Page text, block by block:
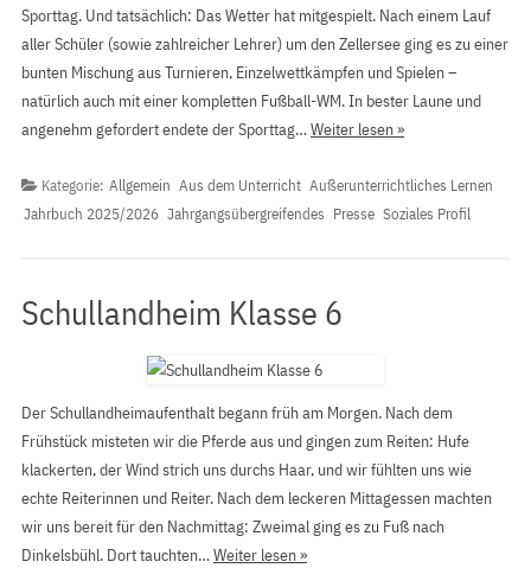
Sporttag. Und tatsächlich: Das Wetter hat mitgespielt. Nach einem Lauf
aller Schüler (sowie zahlreicher Lehrer) um den Zellersee ging es zu einer
bunten Mischung aus Turnieren, Einzelwettkämpfen und Spielen –
natürlich auch mit einer kompletten Fußball-WM. In bester Laune und
angenehm gefordert endete der Sporttag…Weiter lesen »
Kategorie: Allgemein Aus dem Unterricht Außerunterrichtliches Lernen
Jahrbuch 2025/2026 Jahrgangsübergreifendes Presse Soziales Profil
Schullandheim Klasse 6
Der Schullandheimaufenthalt begann früh am Morgen. Nach dem
Frühstück misteten wir die Pferde aus und gingen zum Reiten: Hufe
klackerten, der Wind strich uns durchs Haar, und wir fühlten uns wie
echte Reiterinnen und Reiter. Nach dem leckeren Mittagessen machten
wir uns bereit für den Nachmittag: Zweimal ging es zu Fuß nach
Dinkelsbühl. Dort tauchten…Weiter lesen »